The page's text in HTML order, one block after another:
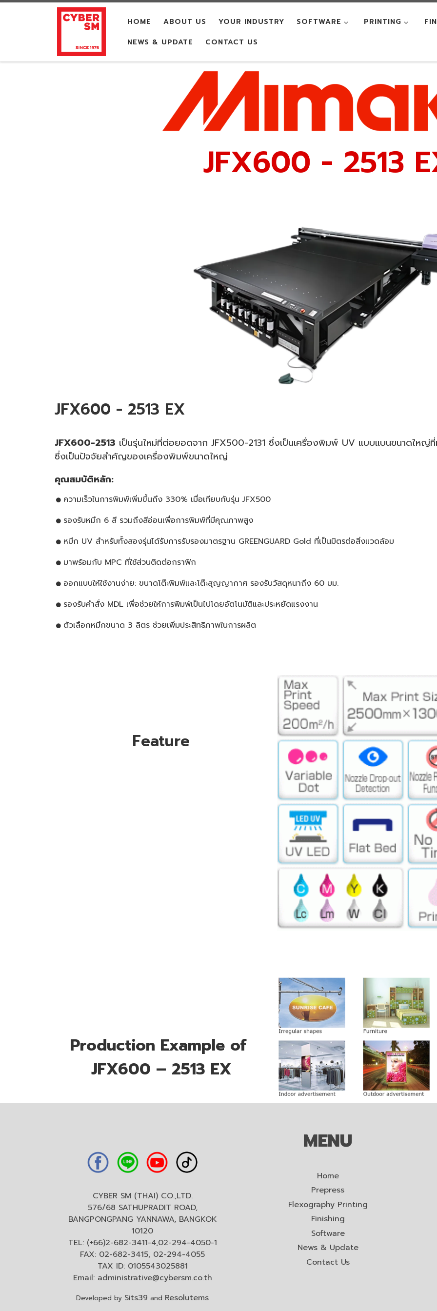
Skip to content
HOME ABOUT US YOUR INDUSTRY SOFTWARE PRINTING
NEWS & UPDATE
CONTACT US
JFX600 - 2513
JFX600 - 2513 EX
JFX600-2513 เป็นรุ่นใหม่ที่ต่อยอดจาก JFX500-2131 ซึ่งเป็นเครื่องพิมพ์ UV แบบแบนขนาดใหญ่ที่
ซึ่งเป็นปัจจัยสำคัญของเครื่องพิมพ์ขนาดใหญ่
คุณสมบัติหลัก:
ความเร็วในการพิมพ์เพิ่มขึ้นถึง 330% เมื่อเทียบกับรุ่น JFX500
รองรับหมึก 6 สี รวมถึงสีอ่อนเพื่อการพิมพ์ที่มีคุณภาพสูง
หมึก UV สำหรับทั้งสองรุ่นได้รับการรับรองมาตรฐาน GREENGUARD Gold ที่เป็นมิตรต่อสิ่งแวดล้อม
มาพร้อมกับ MPC ที่ใช้ส่วนติดต่อกราฟิก
ออกแบบให้ใช้งานง่าย: ขนาดโต๊ะพิมพ์และโต๊ะสุญญากาศ รองรับวัสดุหนาถึง 60 มม.
รองรับคำสั่ง MDL เพื่อช่วยให้การพิมพ์เป็นไปโดยอัตโนมัติและประหยัดแรงงาน
ตัวเลือกหมึกขนาด 3 ลิตร ช่วยเพิ่มประสิทธิภาพในการผลิต
Feature
Production Example of
JFX600 – 2513 EX
CYBER SM (THAI) CO.,LTD.
576/68 SATHUPRADIT ROAD,
BANGPONGPANG YANNAWA, BANGKOK
10120
TEL: (+66)2-682-3411-4,02-294-4050-1
FAX: 02-682-3415, 02-294-4055
TAX ID: 0105543025881
Email: administrative@cybersm.co.th
Developed by Sits39 and Resolutems
MENU
Home
Prepress
Flexography Printing
Finishing
Software
News & Update
Contact Us